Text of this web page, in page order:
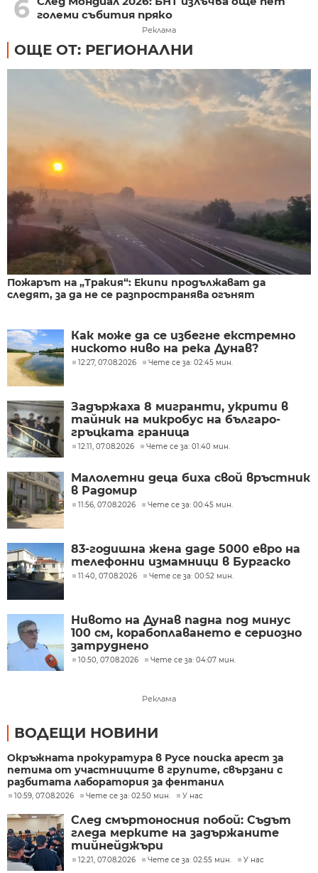
6 големи събития пряко
Реклама
ОЩЕ ОТ: РЕГИОНАЛНИ
Пожарът на „Тракия“: Екипи продължават да
следят, за да не се разпространява огънят
Как може да се избегне екстремно
ниското ниво на река Дунав?
12:27, 07.08.2026 Чете се за: 02:45 мин.
Задържаха 8 мигранти, укрити в
тайник на микробус на българо-
гръцката граница
12:11, 07.08.2026 Чете се за: 01:40 мин.
Малолетни деца биха свой връстник
в Радомир
11:56, 07.08.2026 Чете се за: 00:45 мин.
83-годишна жена даде 5000 евро на
телефонни измамници в Бургаско
11:40, 07.08.2026 Чете се за: 00:52 мин.
Нивото на Дунав падна под минус
100 см, корабоплаването е сериозно
затруднено
10:50, 07.08.2026 Чете се за: 04:07 мин.
Реклама
ВОДЕЩИ НОВИНИ
Окръжната прокуратура в Русе поиска арест за
петима от участниците в групите, свързани с
разбитата лаборатория за фентанил
10:59, 07.08.2026 Чете се за: 02:50 мин. У нас
След смъртоносния побой: Съдът
гледа мерките на задържаните
тийнейджъри
12:21, 07.08.2026 Чете се за: 02:55 мин. У нас